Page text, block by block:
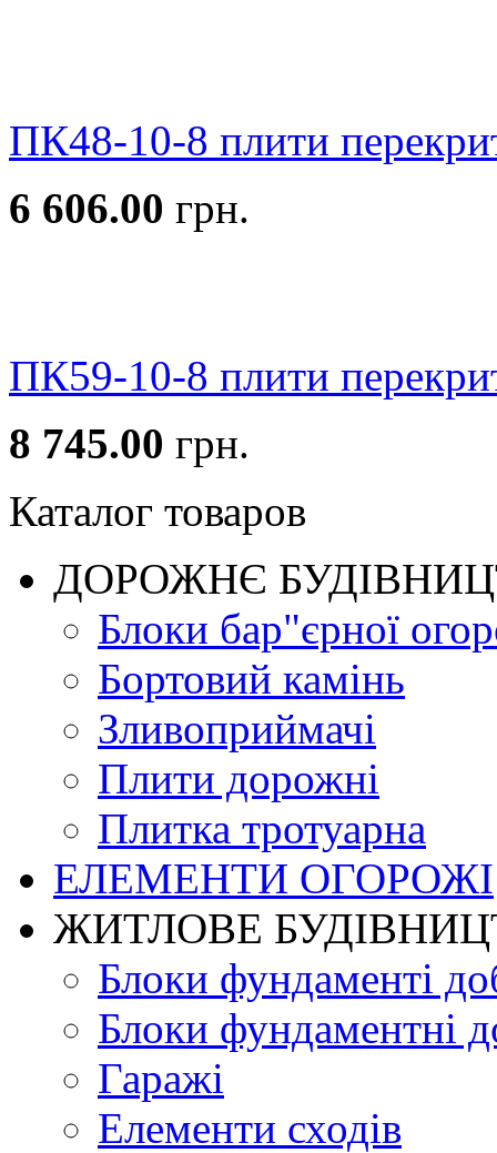
ПК48-10-8 плити
6 606.00 грн.
ПК59-10-8 плити
8 745.00 грн.
Каталог товаров
ДОРОЖНЄ
Блоки бар"єрної
Бортовий камінь
Зливоприймачі
Плити дорожні
Плитка тротуарна
ЕЛЕМЕНТИ ОГОРОЖІ
ЖИТЛОВЕ
Блоки фундаменті
Блоки фундаментні
Гаражі
Елементи сходів